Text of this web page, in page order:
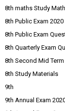
8th maths Study
8th Public Exam
8th Public Exam
8th Quarterly Exam
8th Second Mid
8th Study Materials
9th
9th Annual Exam